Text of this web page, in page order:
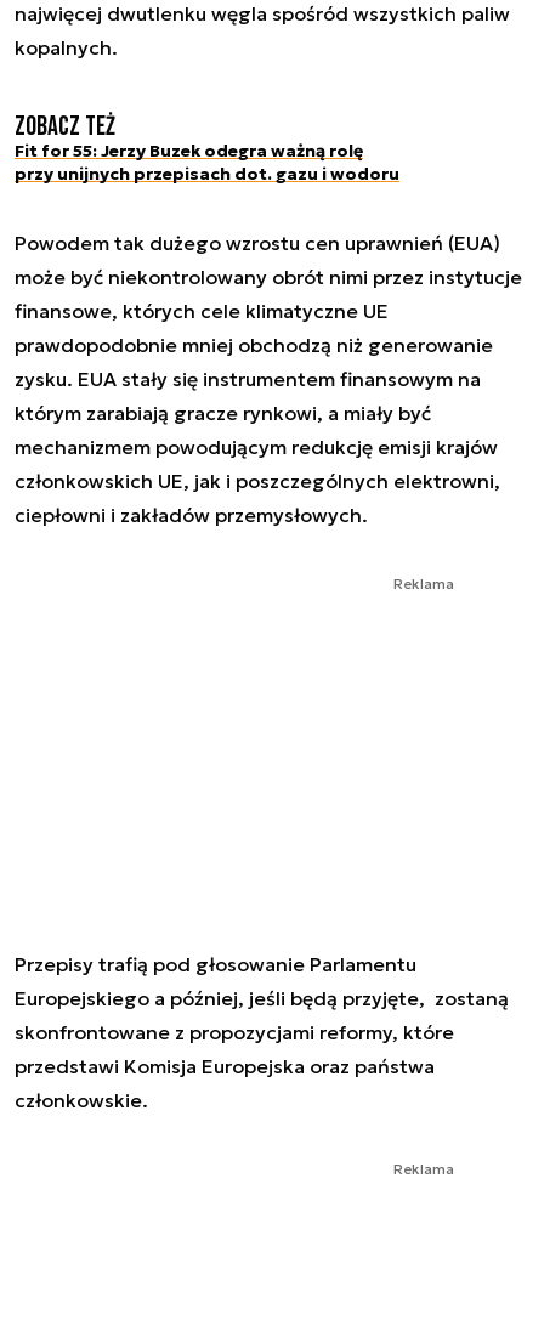
najwięcej dwutlenku węgla spośród wszystkich paliw
kopalnych.
Zobacz też
Fit for 55: Jerzy Buzek odegra ważną rolę
przy unijnych przepisach dot. gazu i wodoru
Powodem tak dużego wzrostu cen uprawnień (EUA)
może być niekontrolowany obrót nimi przez instytucje
finansowe, których cele klimatyczne UE
prawdopodobnie mniej obchodzą niż generowanie
zysku. EUA stały się instrumentem finansowym na
którym zarabiają gracze rynkowi, a miały być
mechanizmem powodującym redukcję emisji krajów
członkowskich UE, jak i poszczególnych elektrowni,
ciepłowni i zakładów przemysłowych.
Reklama
Przepisy trafią pod głosowanie Parlamentu
Europejskiego a później, jeśli będą przyjęte, zostaną
skonfrontowane z propozycjami reformy, które
przedstawi Komisja Europejska oraz państwa
członkowskie.
Reklama